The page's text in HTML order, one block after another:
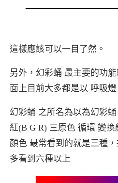
這樣應該可以一目了然。
另外，幻彩蛹 最主要的功
面上目前大多都是以 呼吸
幻彩蛹 之所名為以為幻彩
紅(B G R) 三原色 循環 變
顏色 最常看到的就是三種
多看到六種以上